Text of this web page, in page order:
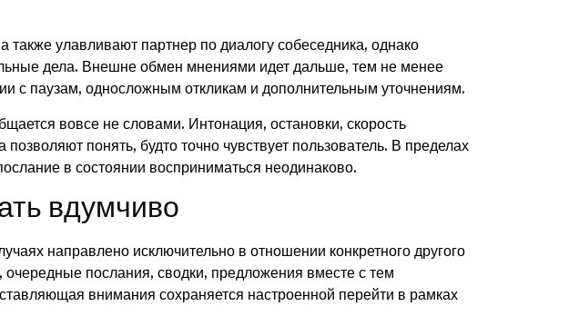
улавливают партнер по диалогу собеседника, однако
дела. Внешне обмен мнениями идет дальше, тем не менее
с паузам, односложным откликам и дополнительным уточнениям.
вовсе не словами. Интонация, остановки, скорость
понять, будто точно чувствует пользователь. В пределах
в состоянии восприниматься неодинаково.
вдумчиво
направлено исключительно в отношении конкретного другого
послания, сводки, предложения вместе с тем
внимания сохраняется настроенной перейти в рамках